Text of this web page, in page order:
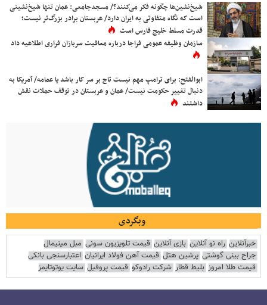
شیخ‌نشین‌ها چگونه فکر می‌کنند؟/ مسجدجامعی: عمان تنها شیخ‌نشینی
است که نگاه متفاوتی به ایران دارد/ عربستان برادر بزرگ‌تر نیست؛
قدرت مسلط خلیج فارس است
سازمان وظیفه عمومی فراجا درباره معافیت سربازان فراری اطلاعیه داد
ابوالفتح: برای ترامپ مهم نیست تاج بر سر کار باشد یا عمامه/ آمریکا به
دنبال تغییر حکومت نیست/ عمان و عربستان در توقف حملات نقش
داشتند
وبگردی
خبرآنلاین راه نو آنلاین بازی آنلاین قیمت تلویزیون سونی مبل مینیمال
جراح بینی گوشتی پرشین هتل قیمت آهن فولاد ایرانیان اعتبارسنجی بانکی
قیمت طلا امروز بلیط قطار شرکت رادوکو قیمت پروفیل سایت یوتوتایمز